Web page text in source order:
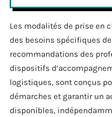
Les modalités de prise en
des besoins spécifiques
recommandations des
dispositifs
logistiques, sont conçus
démarches et garantir un
disponibles,